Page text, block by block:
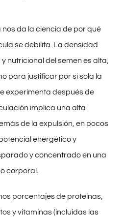
da la ciencia de por qué
se debilita. La densidad
nutricional del semen es alta,
para justificar por sí sola la
experimenta después de
implica una alta
de la expulsión, en pocos
energético y
y concentrado en una
corporal.
porcentajes de proteínas,
y vitaminas (incluidas las